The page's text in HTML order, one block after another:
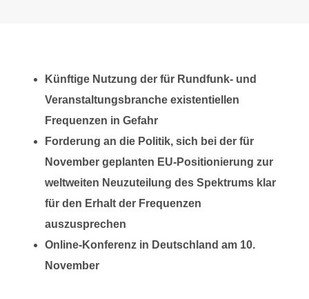
Künftige Nutzung der für Rundfunk- und
Veranstaltungsbranche existentiellen
Frequenzen in Gefahr
Forderung an die Politik, sich bei der für
November geplanten EU-Positionierung zur
weltweiten Neuzuteilung des Spektrums klar
für den Erhalt der Frequenzen
auszusprechen
Online-Konferenz in Deutschland am 10.
November